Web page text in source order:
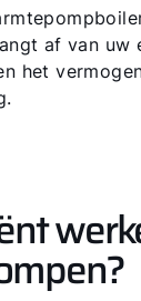
af van uw
het